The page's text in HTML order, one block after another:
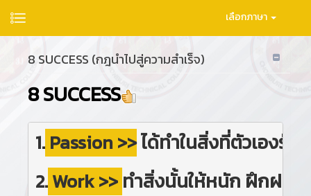
เลือกภาษา
8 SUCCESS (กฎนำไปสู่ความสำเร็จ)
8 SUCCESS
1. Passion >> ได้ทำในสิ่งที่ตัวเองรัก
2.Work >> ทำสิ่งนั้นให้หนัก ฝึกฝนใ